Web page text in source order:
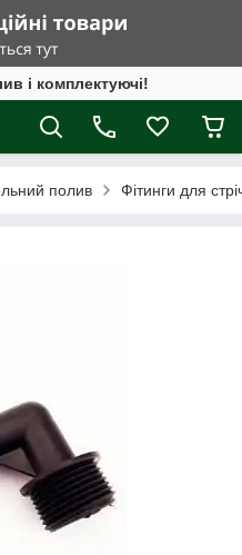
і комплектуючі!
полив Фітинги для